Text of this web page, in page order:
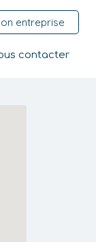
entreprise
contacter